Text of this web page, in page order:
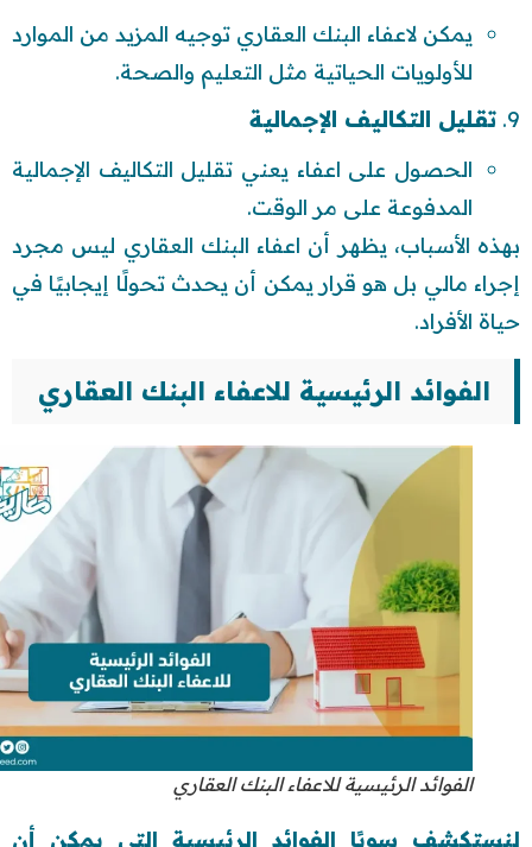
يمكن لاعفاء البنك العقاري توجيه المزيد من الموارد
للأولويات الحياتية مثل التعليم والصحة.
تقليل التكاليف الإجمالية
الحصول على اعفاء يعني تقليل التكاليف الإجمالية
المدفوعة على مر الوقت.
بهذه الأسباب، يظهر أن اعفاء البنك العقاري ليس مجرد
إجراء مالي بل هو قرار يمكن أن يحدث تحولًا إيجابيًا في
حياة الأفراد.
الفوائد الرئيسية للاعفاء البنك العقاري
الفوائد الرئيسية للاعفاء البنك العقاري
لنستكشف سويًا الفوائد الرئيسية التي يمكن أن